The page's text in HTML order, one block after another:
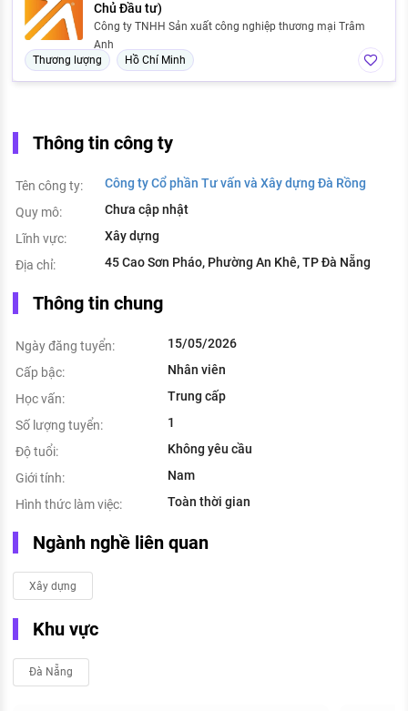
Chủ Đầu tư)
Công ty TNHH Sản xuất công nghiệp thương mại Trâm
Anh
Thương lượng
Hồ Chí Minh
Thông tin công ty
Tên công ty:
Công ty Cổ phần Tư vấn và Xây dựng Đà Rồng
Quy mô:
Chưa cập nhật
Lĩnh vực:
Xây dựng
Địa chỉ:
45 Cao Sơn Pháo, Phường An Khê, TP Đà Nẵng
Thông tin chung
Ngày đăng tuyển:
15/05/2026
Cấp bậc:
Nhân viên
Học vấn:
Trung cấp
Số lượng tuyển:
1
Độ tuổi:
Không yêu cầu
Giới tính:
Nam
Hình thức làm việc:
Toàn thời gian
Ngành nghề liên quan
Xây dựng
Khu vực
Đà Nẵng